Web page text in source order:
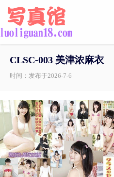
CLSC-003 美津浓麻衣
时间：发布于2026-7-6